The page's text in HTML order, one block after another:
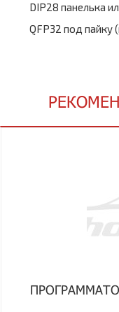
DIP28 панелька
QFP32 под пайку
ПРОГРАММАТОР